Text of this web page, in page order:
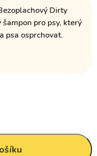
Dirty
pro psy, který
psa osprchovat.